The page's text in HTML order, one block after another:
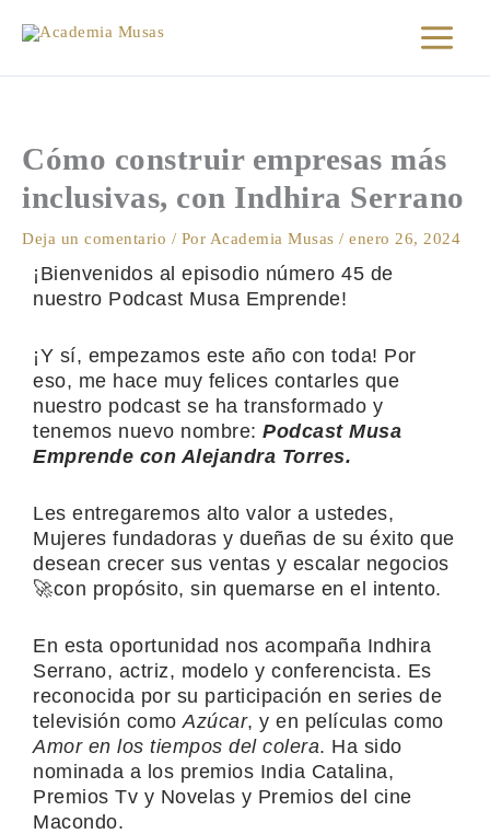
Cómo construir empresas más
inclusivas, con Indhira Serrano
Deja un comentario / Por Academia Musas / enero 26, 2024
¡Bienvenidos al episodio número 45 de
nuestro Podcast Musa Emprende!
¡Y sí, empezamos este año con toda! Por
eso, me hace muy felices contarles que
nuestro podcast se ha transformado y
tenemos nuevo nombre: Podcast Musa
Emprende con Alejandra Torres.
Les entregaremos alto valor a ustedes,
Mujeres fundadoras y dueñas de su éxito que
desean crecer sus ventas y escalar negocios
🚀con propósito, sin quemarse en el intento.
En esta oportunidad nos acompaña Indhira
Serrano, actriz, modelo y conferencista. Es
reconocida por su participación en series de
televisión como Azúcar, y en películas como
Amor en los tiempos del colera. Ha sido
nominada a los premios India Catalina,
Premios Tv y Novelas y Premios del cine
Macondo.